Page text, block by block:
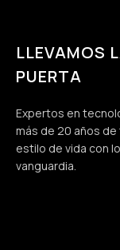
LLEVAMOS
PUERTA
Expertos en
más de 20 años de
estilo de vida con
vanguardia.